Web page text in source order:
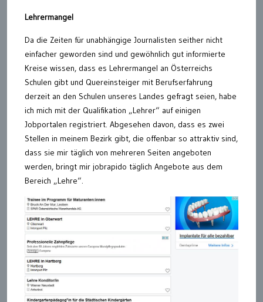
Lehrermangel
Da die Zeiten für unabhängige Journalisten seither nicht
einfacher geworden sind und gewöhnlich gut informierte
Kreise wissen, dass es Lehrermangel an Österreichs
Schulen gibt und Quereinsteiger mit Berufserfahrung
derzeit an den Schulen unseres Landes gefragt seien, habe
ich mich mit der Qualifikation „Lehrer“ auf einigen
Jobportalen registriert. Abgesehen davon, dass es zwei
Stellen in meinem Bezirk gibt, die offenbar so attraktiv sind,
dass sie mir täglich von mehreren Seiten angeboten
werden, bringt mir jobrapido täglich Angebote aus dem
Bereich „Lehre“.